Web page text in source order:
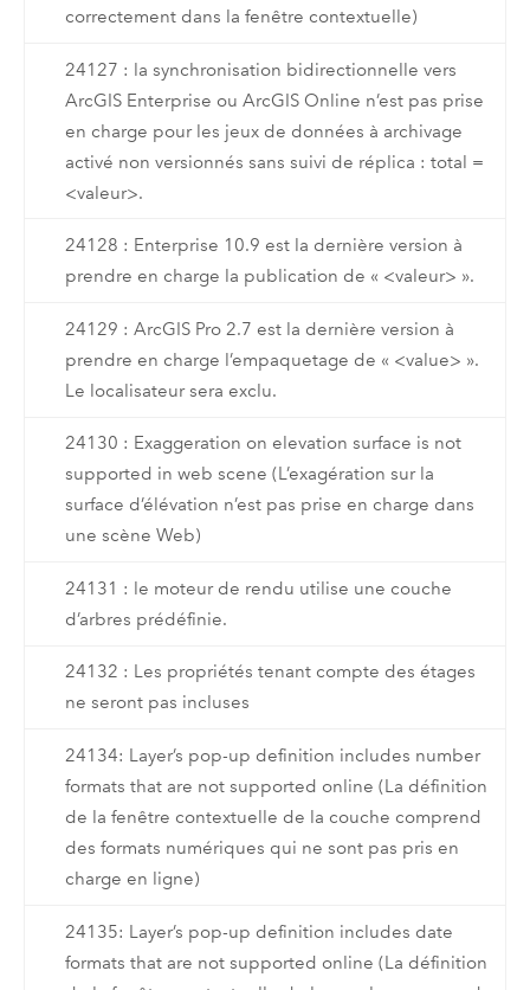
correctement dans la fenêtre contextuelle)
24127 : la synchronisation bidirectionnelle vers
ArcGIS Enterprise ou ArcGIS Online n’est pas prise
en charge pour les jeux de données à archivage
activé non versionnés sans suivi de réplica : total =
<valeur>.
24128 : Enterprise 10.9 est la dernière version à
prendre en charge la publication de « <valeur> ».
24129 : ArcGIS Pro 2.7 est la dernière version à
prendre en charge l’empaquetage de « <value> ».
Le localisateur sera exclu.
24130 : Exaggeration on elevation surface is not
supported in web scene (L’exagération sur la
surface d’élévation n’est pas prise en charge dans
une scène Web)
24131 : le moteur de rendu utilise une couche
d’arbres prédéfinie.
24132 : Les propriétés tenant compte des étages
ne seront pas incluses
24134: Layer’s pop-up definition includes number
formats that are not supported online (La définition
de la fenêtre contextuelle de la couche comprend
des formats numériques qui ne sont pas pris en
charge en ligne)
24135: Layer’s pop-up definition includes date
formats that are not supported online (La définition